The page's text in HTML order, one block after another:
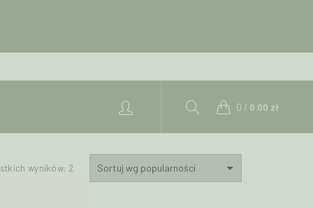
0 / 0.00 zł
wyników: 2 Posortowane
według